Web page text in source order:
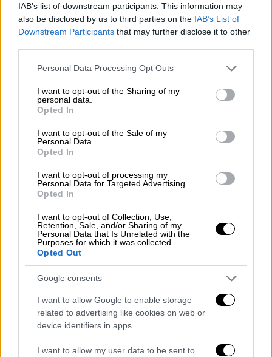
IAB’s list of downstream participants. This information may
also be disclosed by us to third parties on the IAB’s List of
Downstream Participants that may further disclose it to other
Please note that this website/app uses one or more Google
not limited to your visit or usage behaviour. You may click to
grant or deny consent to Google and its third-party tags to
use your data for below specified purposes in below Google
consent section.
Personal Data Processing Opt Outs
I want to opt-out of the Sharing of my
personal data.
Opted In
I want to opt-out of the Sale of my
Personal Data.
Opted In
I want to opt-out of processing my
Personal Data for Targeted Advertising.
Opted In
I want to opt-out of Collection, Use,
Retention, Sale, and/or Sharing of my
Personal Data that Is Unrelated with the
Purposes for which it was collected.
Opted Out
Google consents
I want to allow Google to enable storage
related to advertising like cookies on web or
device identifiers in apps.
I want to allow my user data to be sent to
Τεχνολογία|12.06.2026 20:00
Η γενιά του Grindr: Όταν το προφίλ σου
γίνεται βιτρίνα και εσύ προϊόν στο ράφι
Πώς το Grindr άλλαξε τον τρόπο που
γνωρίζονται οι γκέι άντρες
Ελλάδα|11.06.2026 16:49
Pride 2026: Η ανάγκη για μια κοινωνία
ισότητας και συμπερίληψης θα είναι